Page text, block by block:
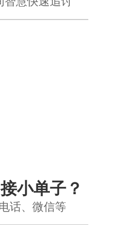
小单子？
话、微信等